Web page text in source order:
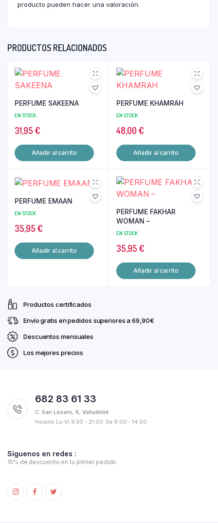
producto pueden hacer una valoración.
PRODUCTOS RELACIONADOS
PERFUME SAKEENA
EN STOCK
31,95 €
Añadir al carrito
PERFUME KHAMRAH
EN STOCK
48,00 €
Añadir al carrito
PERFUME EMAAN
EN STOCK
35,95 €
Añadir al carrito
PERFUME FAKHAR
WOMAN –
EN STOCK
35,95 €
Añadir al carrito
Productos certificados
Envío gratis en pedidos superiores a 69,90€
Descuentos mensuales
Los mejores precios
682 83 61 33
C. San Lázaro, 8, Valladolid
Horario Lu-Vi 9:30 - 21:00. Sa 9:00 - 14:00
Síguenos en redes :
15% de descuento en tu primer pedido